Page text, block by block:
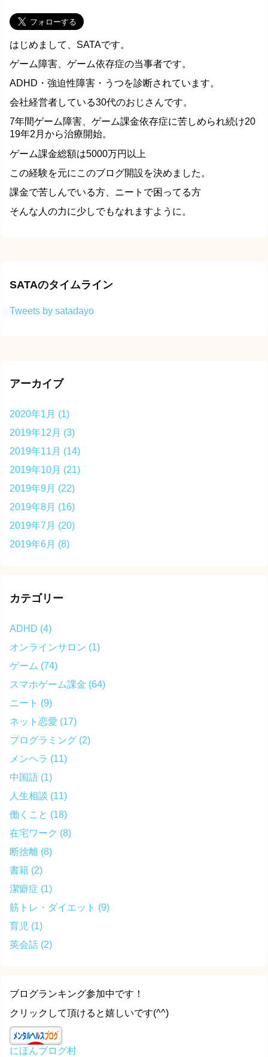
はじめまして、SATAです。
ゲーム障害、ゲーム依存症の当事者です。
ADHD・強迫性障害・うつを診断されています。
会社経営者している30代のおじさんです。
7年間ゲーム障害、ゲーム課金依存症に苦しめられ続け20
19年2月から治療開始。
ゲーム課金総額は5000万円以上
この経験を元にこのブログ開設を決めました。
課金で苦しんでいる方、ニートで困ってる方
そんな人の力に少しでもなれますように。
SATAのタイムライン
Tweets by satadayo
アーカイブ
2020年1月 (1)
2019年12月 (3)
2019年11月 (14)
2019年10月 (21)
2019年9月 (22)
2019年8月 (16)
2019年7月 (20)
2019年6月 (8)
カテゴリー
ADHD (4)
オンラインサロン (1)
ゲーム (74)
スマホゲーム課金 (64)
ニート (9)
ネット恋愛 (17)
プログラミング (2)
メンヘラ (11)
中国語 (1)
人生相談 (11)
働くこと (18)
在宅ワーク (8)
断捨離 (8)
書籍 (2)
潔癖症 (1)
筋トレ・ダイエット (9)
育児 (1)
英会話 (2)
ブログランキング参加中です！
クリックして頂けると嬉しいです(^^)
にほんブログ村